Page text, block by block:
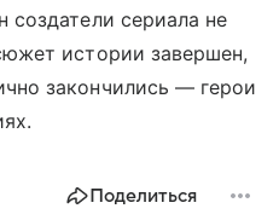
создатели сериала не
истории завершен,
закончились — герои
Поделиться